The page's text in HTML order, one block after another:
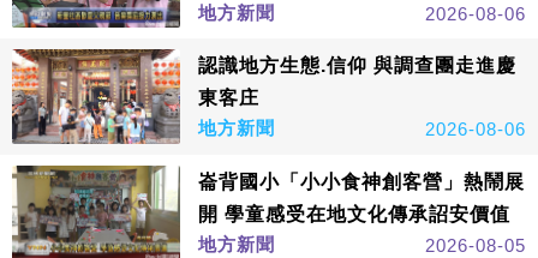
地方新聞
2026-08-06
認識地方生態.信仰 與調查團走進慶
東客庄
地方新聞
2026-08-06
崙背國小「小小食神創客營」熱鬧展
開 學童感受在地文化傳承詔安價值
地方新聞
2026-08-05